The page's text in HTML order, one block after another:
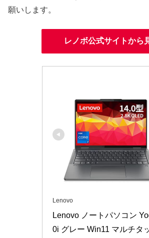
願いします。
レノボ公式サイトから
Lenovo
Lenovo ノートパソコン
0i グレー Win11 マルチタ